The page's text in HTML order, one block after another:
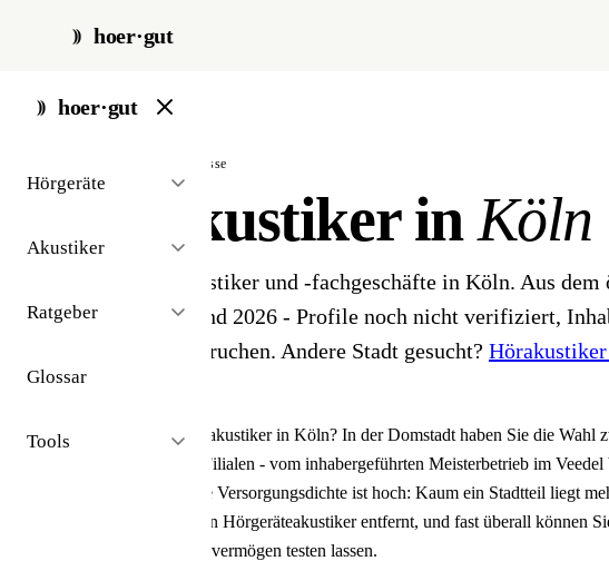
hoer·gut
hoer·gut
Hörgeräte
Akustiker
Ratgeber
Glossar
Tools
start / akustiker /
// stadt · köln · 23 ergebnisse
Hörakustiker inKöln
23 Hörgeräteakustiker und -fachgeschäfte in Köln. Aus
Akustiker-Bestand 2026 - Profile noch nicht verifiziert,
ihr Profil beanspruchen. Andere Stadt gesucht?
finden
Sie suchen einen Hörakustiker in Köln? In der Domstadt haben Sie die Wahl
Fachgeschäften und Filialen - vom inhabergeführten Meisterbetrieb im
vertretenen Kette. Die Versorgungsdichte ist hoch: Kaum ein Stadtteil liegt
Minuten vom nächsten Hörgeräteakustiker entfernt, und fast überall können
und kostenlos Ihr Hörvermögen testen lassen.